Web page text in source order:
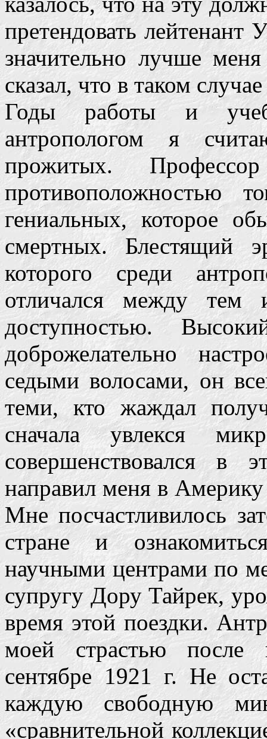
претендовать
значительно лучше
сказал, что в таком
Годы работы и
антропологом я
прожитых.
противоположностью
гениальных, которое
смертных. Блестящий
которого среди
отличался между тем
доступностью.
доброжелательно
седыми волосами, он
теми, кто жаждал
сначала увлекся
совершенствовался в
направил меня в
Мне посчастливилось
стране и
научными центрами по
супругу Дору Тайрек,
время этой поездки.
моей страстью
сентябре 1921 г. Не
каждую свободную
«сравнительной